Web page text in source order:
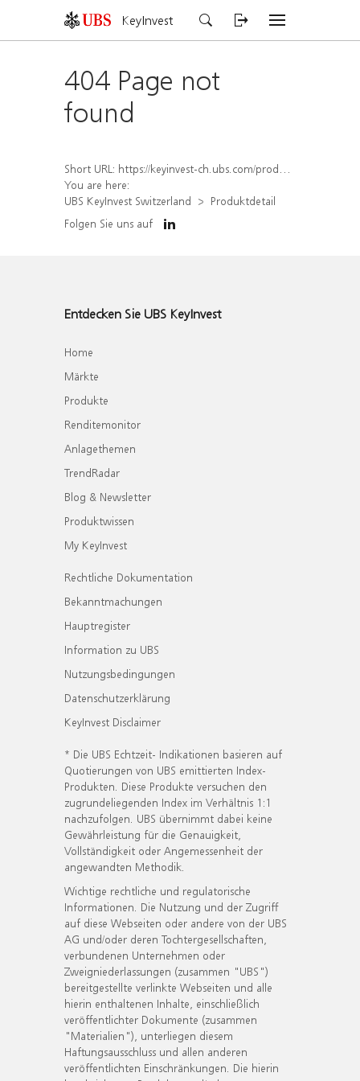
KeyInvest
404 Page not
found
Short URL: https://keyinvest-ch.ubs.com/produkt/detail/index/isin/CH1564644768
You are here:
UBS KeyInvest Switzerland
Produktdetail
Folgen Sie uns auf
Entdecken Sie UBS KeyInvest
Home
Märkte
Produkte
Renditemonitor
Anlagethemen
TrendRadar
Blog & Newsletter
Produktwissen
My KeyInvest
Rechtliche Dokumentation
Bekanntmachungen
Hauptregister
Information zu UBS
Nutzungsbedingungen
Datenschutzerklärung
KeyInvest Disclaimer
* Die UBS Echtzeit- Indikationen basieren auf
Quotierungen von UBS emittierten Index-
Produkten. Diese Produkte versuchen den
zugrundeliegenden Index im Verhältnis 1:1
nachzufolgen. UBS übernimmt dabei keine
Gewährleistung für die Genauigkeit,
Vollständigkeit oder Angemessenheit der
angewandten Methodik.
Wichtige rechtliche und regulatorische
Informationen. Die Nutzung und der Zugriff
auf diese Webseiten oder andere von der UBS
AG und/oder deren Tochtergesellschaften,
verbundenen Unternehmen oder
Zweigniederlassungen (zusammen "UBS")
bereitgestellte verlinkte Webseiten und alle
hierin enthaltenen Inhalte, einschließlich
veröffentlichter Dokumente (zusammen
"Materialien"), unterliegen diesem
Haftungsausschluss und allen anderen
veröffentlichten Einschränkungen. Die hierin